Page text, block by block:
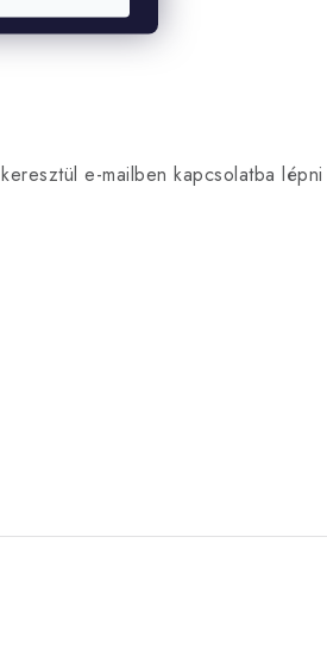
keresztül e-mailben kapcsolatba